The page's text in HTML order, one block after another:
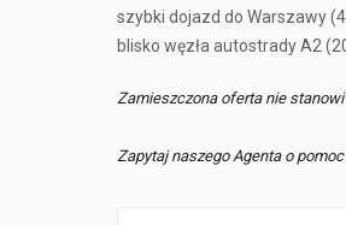
szybki dojazd do Warszawy
blisko węzła autostrady A2
Zamieszczona oferta nie
Zapytaj naszego Agenta o